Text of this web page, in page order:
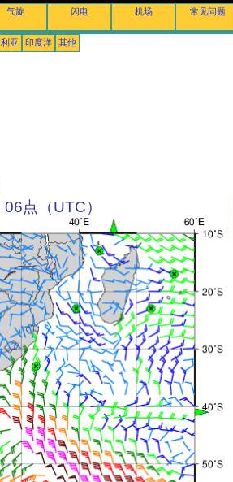
气旋 闪电 机场 常见问题
亚 印度洋 其他
点（UTC）